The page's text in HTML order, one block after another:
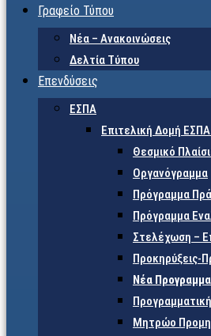
Γραφείο Τύπου
Νέα – Ανακοινώσεις
Δελτία Τύπου
Επενδύσεις
ΕΣΠΑ
Επιτελική Δομή
Θεσμικό
Οργανόγραμμα
Πρόγραμμα
Πρόγραμμα
Στελέχωση –
Προκηρύξεις-
Νέα
Μητρώο